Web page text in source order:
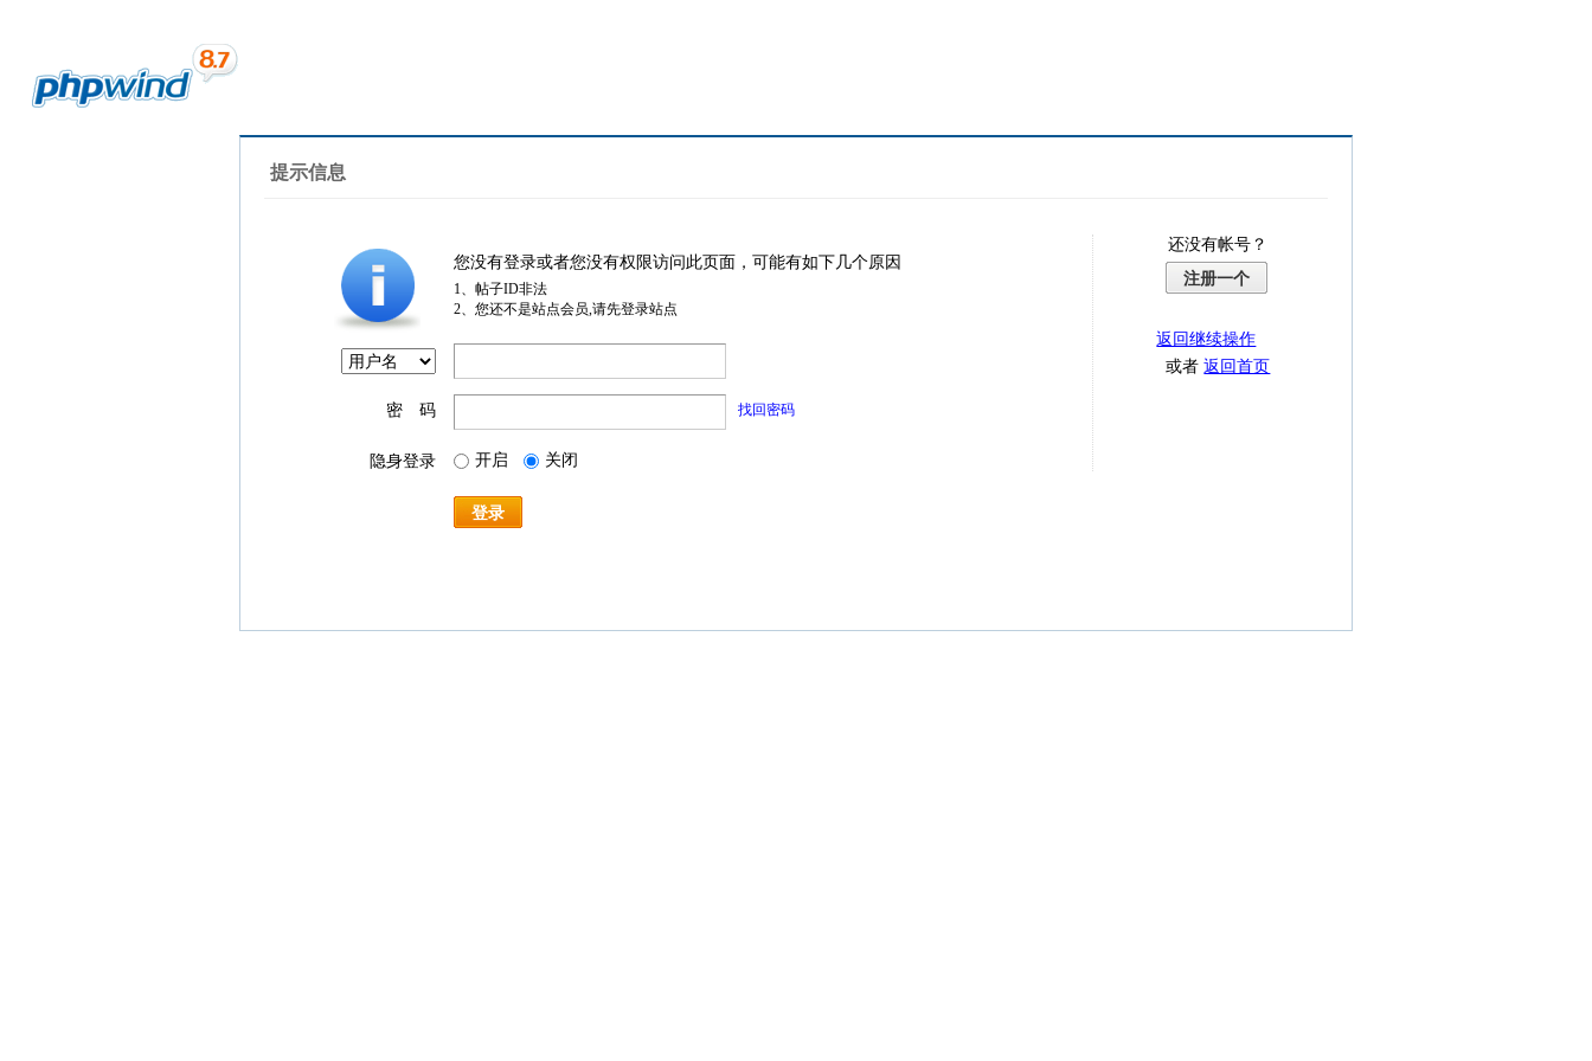
提示信息
您没有登录或者您没有权限访问此页面，可能有如下几个原因
1、帖子ID非法
2、您还不是站点会员,请先登录站点
密 码 找回密码
隐身登录 开启 关闭
登录
还没有帐号？
注册一个
返回继续操作
或者返回首页